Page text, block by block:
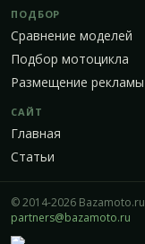
ПОДБОР
Сравнение моделей
Подбор мотоцикла
Размещение рекламы
САЙТ
Главная
Статьи
© 2014-2026 Bazamoto.ru
partners@bazamoto.ru